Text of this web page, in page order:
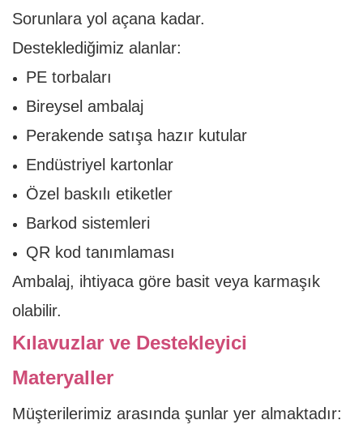
Sorunlara yol açana kadar.
Desteklediğimiz alanlar:
PE torbaları
Bireysel ambalaj
Perakende satışa hazır kutular
Endüstriyel kartonlar
Özel baskılı etiketler
Barkod sistemleri
QR kod tanımlaması
Ambalaj, ihtiyaca göre basit veya karmaşık
olabilir.
Kılavuzlar ve Destekleyici
Materyaller
Müşterilerimiz arasında şunlar yer almaktadır: